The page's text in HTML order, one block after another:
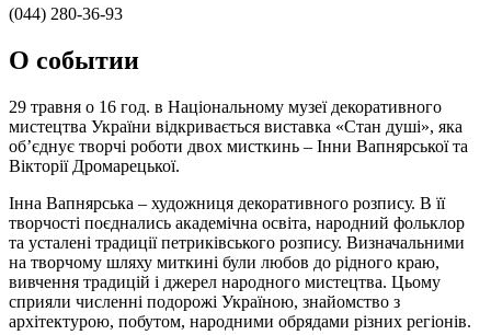
(044) 280-36-93
О событии
29 травня о 16 год. в Національному музеї декоративного
мистецтва України відкривається виставка «Стан душі», яка
об’єднує творчі роботи двох мисткинь – Інни Вапнярської та
Вікторії Дромарецької.
Інна Вапнярська – художниця декоративного розпису. В її
творчості поєднались академічна освіта, народний фольклор
та усталені традиції петриківського розпису. Визначальними
на творчому шляху миткині були любов до рідного краю,
вивчення традицій і джерел народного мистецтва. Цьому
сприяли численні подорожі Україною, знайомство з
архітектурою, побутом, народними обрядами різних регіонів.